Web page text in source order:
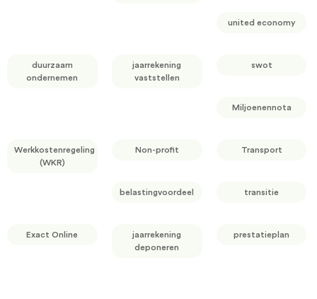
united economy
duurzaam
ondernemen
jaarrekening
vaststellen
swot
Miljoenennota
Werkkostenregeling
(WKR)
Non-profit Transport
belastingvoordeel transitie
Exact Online
jaarrekening
deponeren
prestatieplan